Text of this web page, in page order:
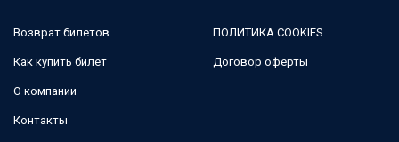
Возврат билетов
Как купить билет
О компании
Контакты
ПОЛИТИКА COOKIES
Договор оферты